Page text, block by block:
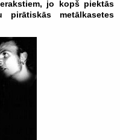
jo kopš piektās
metālkasetes